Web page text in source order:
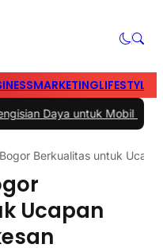
MARKETINGLIFESTYLE
untuk Mobil Listrik yang
Berkualitas untuk
Ucapan